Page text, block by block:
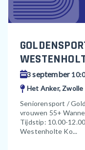
3september
Het Anker,
Seniorensport /
vrouwen 55+
Tijdstip: 10.00-
Westenholte Ko...